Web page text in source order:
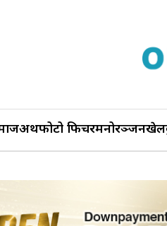
अर्थफोटो फिचरमनोरञ्जन